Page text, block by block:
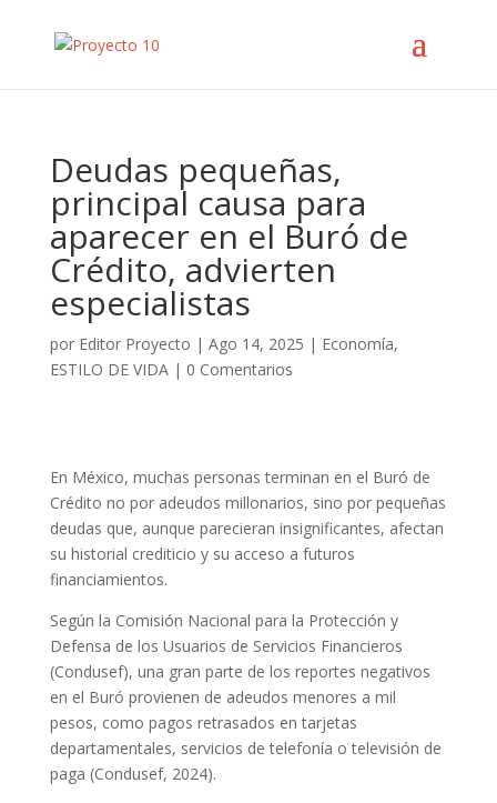
Deudas pequeñas,
principal causa para
aparecer en el Buró de
Crédito, advierten
especialistas
por Editor Proyecto | Ago 14, 2025 | Economía,
ESTILO DE VIDA| 0 Comentarios
En México, muchas personas terminan en el Buró de
Crédito no por adeudos millonarios, sino por pequeñas
deudas que, aunque parecieran insignificantes, afectan
su historial crediticio y su acceso a futuros
financiamientos.
Según la Comisión Nacional para la Protección y
Defensa de los Usuarios de Servicios Financieros
(Condusef), una gran parte de los reportes negativos
en el Buró provienen de adeudos menores a mil
pesos, como pagos retrasados en tarjetas
departamentales, servicios de telefonía o televisión de
paga (Condusef, 2024).